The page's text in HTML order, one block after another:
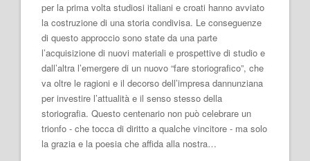
per la prima volta studiosi italiani e croati hanno avviato
la costruzione di una storia condivisa. Le conseguenze
di questo approccio sono state da una parte
l’acquisizione di nuovi materiali e prospettive di studio e
dall’altra l’emergere di un nuovo “fare storiografico”, che
va oltre le ragioni e il decorso dell’impresa dannunziana
per investire l’attualità e il senso stesso della
storiografia. Questo centenario non può celebrare un
trionfo - che tocca di diritto a qualche vincitore - ma solo
la grazia e la poesia che affida alla nostra…